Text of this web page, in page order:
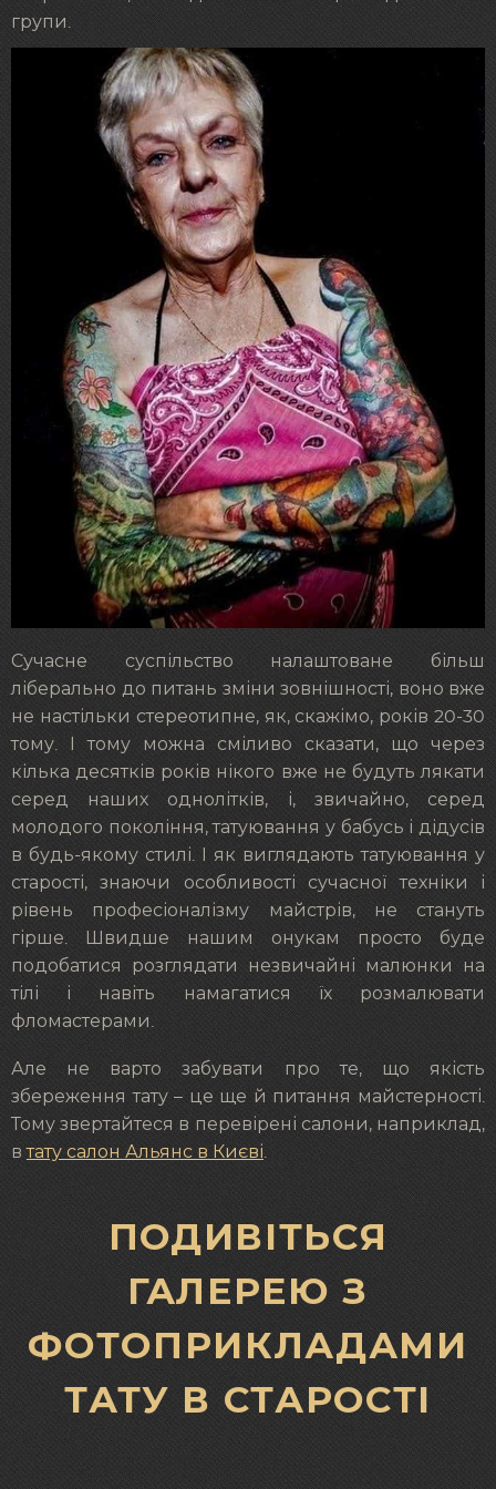
групи.
Сучасне суспільство налаштоване більш
ліберально до питань зміни зовнішності, воно вже
не настільки стереотипне, як, скажімо, років 20-30
тому. І тому можна сміливо сказати, що через
кілька десятків років нікого вже не будуть лякати
серед наших однолітків, і, звичайно, серед
молодого покоління, татуювання у бабусь і дідусів
в будь-якому стилі. І як виглядають татуювання у
старості, знаючи особливості сучасної техніки і
рівень професіоналізму майстрів, не стануть
гірше. Швидше нашим онукам просто буде
подобатися розглядати незвичайні малюнки на
тілі і навіть намагатися їх розмалювати
фломастерами.
Але не варто забувати про те, що якість
збереження тату – це ще й питання майстерності.
Тому звертайтеся в перевірені салони, наприклад,
втату салон Альянс в Києві
ПОДИВІТЬСЯ
ГАЛЕРЕЮ З
ФОТОПРИКЛАДАМИ
ТАТУ В СТАРОСТІ